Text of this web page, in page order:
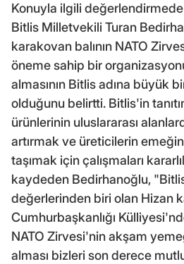
Konuyla ilgili
Bitlis Milletvekili Turan
karakovan balının NATO
öneme sahip bir
almasının Bitlis adına büyük
olduğunu belirtti. Bitlis'in
ürünlerinin uluslararası
artırmak ve üreticilerin
taşımak için çalışmaları
kaydeden Bedirhanoğlu,
değerlerinden biri olan Hizan
Cumhurbaşkanlığı
NATO Zirvesi'nin akşam
alması bizleri son derece